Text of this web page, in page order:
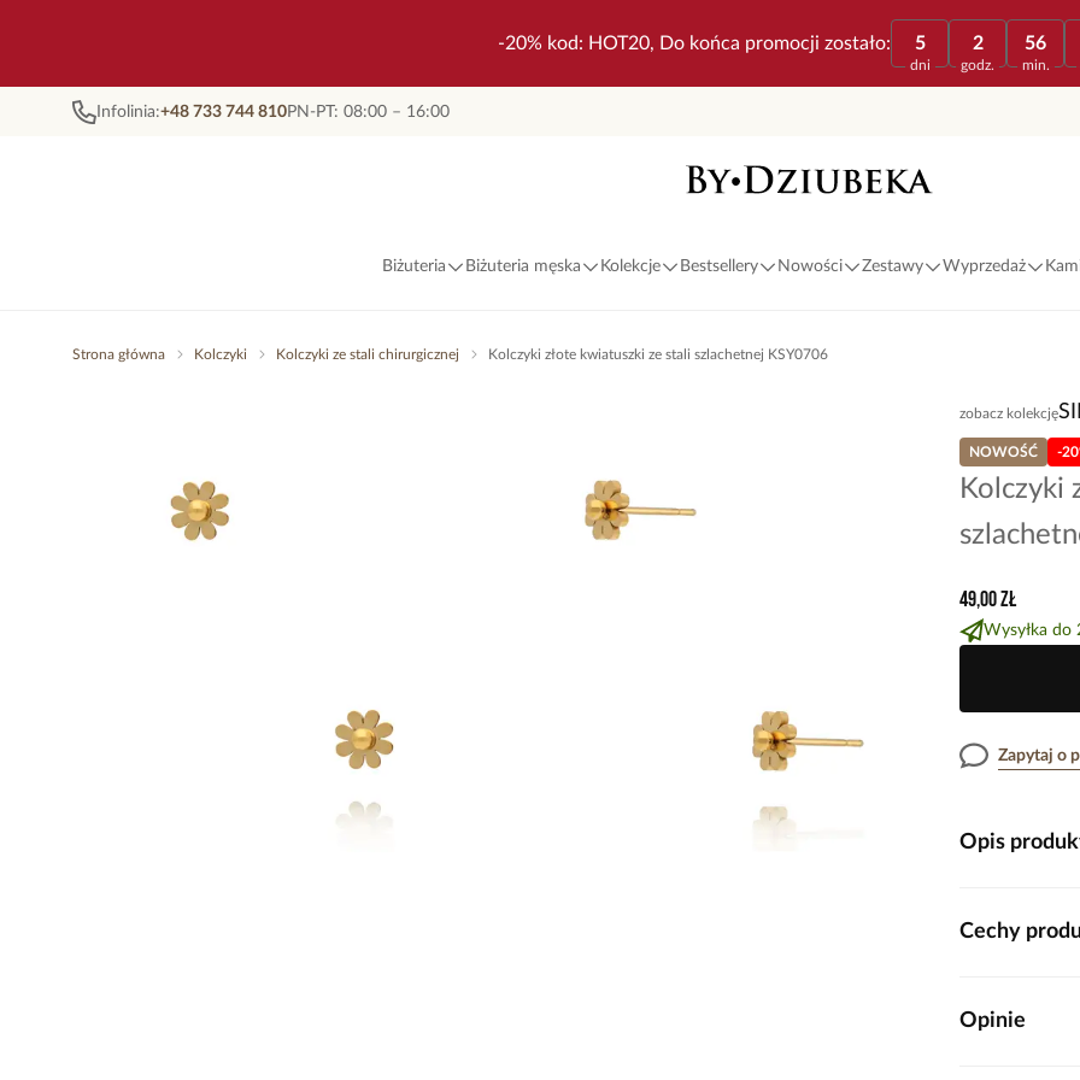
-20% kod: HOT20, Do końca promocji zostało: 5
dni
2
godz.
56
min.
Infolinia:+48 733 744 810PN-PT: 08:00 – 16:00
Biżuteria Biżuteria męska Kolekcje Bestsellery Nowości Zestawy Wyprzedaż
Strona główna Kolczyki Kolczyki ze stali chirurgicznej Kolczyki złote kwiatuszki ze stali szlachetnej KSY0706
zobacz kolekcję
Kolczyki
NOWOŚĆ -
49,00 zł
Wysyłka do
Zapytaj o
Opis
niewielkich
biżuterii
Cechy
Opinie